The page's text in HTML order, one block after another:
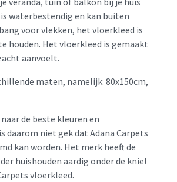
waterbestendig en kan buiten
voor vlekken, het vloerkleed is
houden. Het vloerkleed is gemaakt
aanvoelt.
maten, namelijk: 80x150cm,
de beste kleuren en
niet gek dat Adana Carpets
kan worden. Het merk heeft de
huishouden aardig onder de knie!
vloerkleed.